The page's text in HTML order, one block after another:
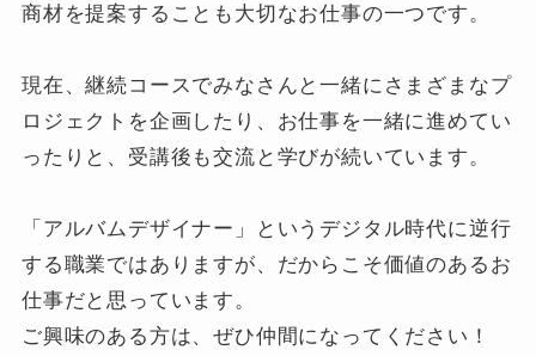
商材を提案することも大切なお仕事の一つです。
現在、継続コースでみなさんと一緒にさまざまなプ
ロジェクトを企画したり、お仕事を一緒に進めてい
ったりと、受講後も交流と学びが続いています。
「アルバムデザイナー」というデジタル時代に逆行
する職業ではありますが、だからこそ価値のあるお
仕事だと思っています。
ご興味のある方は、ぜひ仲間になってください！